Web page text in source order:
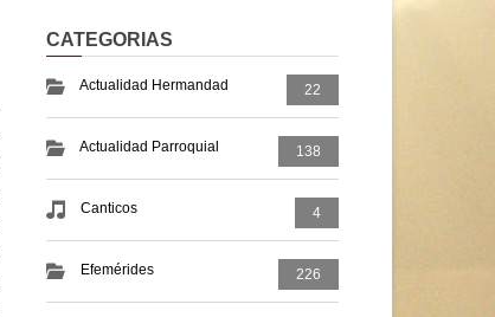
CATEGORIAS
Actualidad Hermandad 22
Actualidad Parroquial 138
Canticos 4
Efemérides 226